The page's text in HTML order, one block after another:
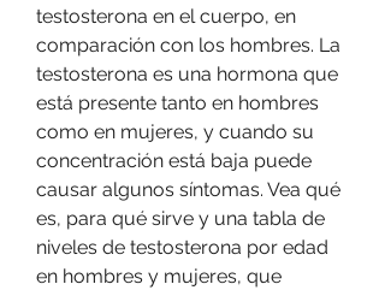
testosterona en el cuerpo, en
comparación con los hombres. La
testosterona es una hormona que
está presente tanto en hombres
como en mujeres, y cuando su
concentración está baja puede
causar algunos síntomas. Vea qué
es, para qué sirve y una tabla de
niveles de testosterona por edad
en hombres y mujeres, que